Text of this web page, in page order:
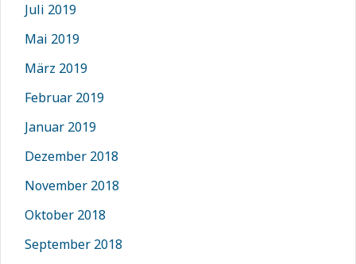
Juli 2019
Mai 2019
März 2019
Februar 2019
Januar 2019
Dezember 2018
November 2018
Oktober 2018
September 2018